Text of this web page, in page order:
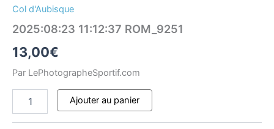
Col d'Aubisque
2025:08:23 11:12:37 ROM_9251
13,00€
Par LePhotographeSportif.com
Ajouter au panier